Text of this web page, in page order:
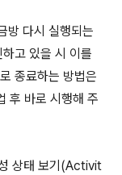
방 다시 실행되는
고 있을 시 이를
종료하는 방법은
후 바로 시행해 주
상태 보기(Activit